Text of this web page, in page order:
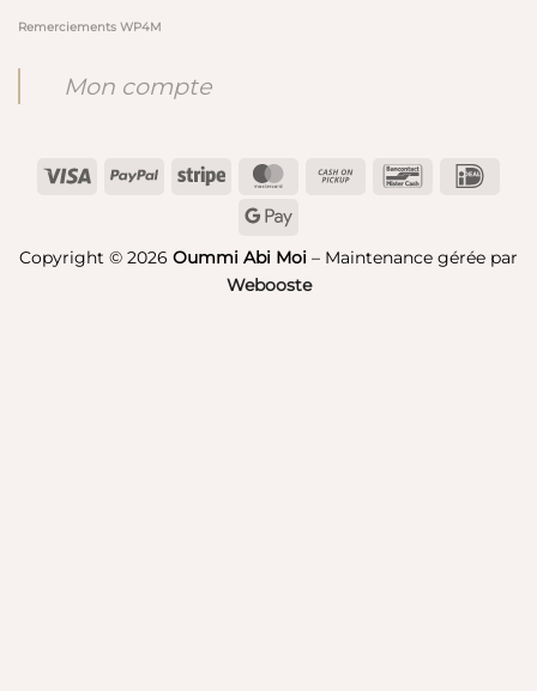
Remerciements WP4M
Mon compte
Visa PayPal Stripe MasterCard
Cash
Bancontact
Copyright © 2026 Oummi Abi Moi – Maintenance gérée par
Webooste